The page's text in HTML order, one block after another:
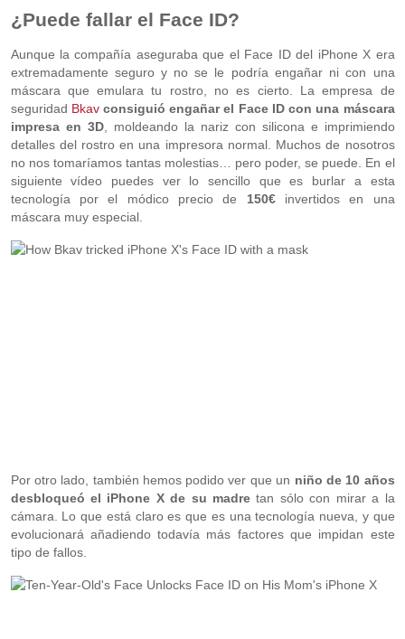
¿Puede fallar el Face ID?
Aunque la compañía aseguraba que el Face ID del iPhone X era
extremadamente seguro y no se le podría engañar ni con una
máscara que emulara tu rostro, no es cierto. La empresa de
seguridad Bkav consiguió engañar el Face ID con una máscara
impresa en 3D, moldeando la nariz con silicona e imprimiendo
detalles del rostro en una impresora normal. Muchos de nosotros
no nos tomaríamos tantas molestias… pero poder, se puede. En el
siguiente vídeo puedes ver lo sencillo que es burlar a esta
tecnología por el módico precio de 150€invertidos en una
máscara muy especial.
Por otro lado, también hemos podido ver que un niño de 10 años
desbloqueó el iPhone X de su madre tan sólo con mirar a la
cámara. Lo que está claro es que es una tecnología nueva, y que
evolucionará añadiendo todavía más factores que impidan este
tipo de fallos.